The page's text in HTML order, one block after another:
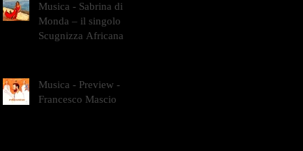
Musica - Sabrina di
Monda – il singolo
Scugnizza Africana
Musica - Preview -
Francesco Mascio